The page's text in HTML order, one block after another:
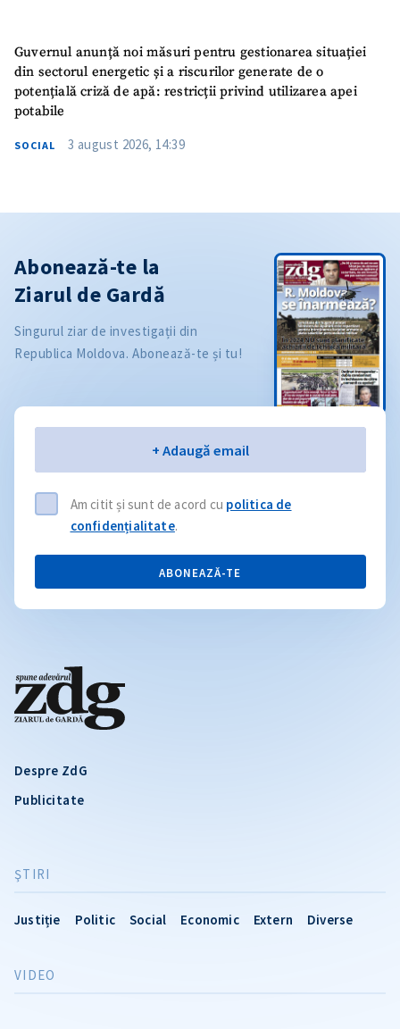
Guvernul anunță noi măsuri pentru gestionarea situației
din sectorul energetic și a riscurilor generate de o
potențială criză de apă: restricții privind utilizarea apei
potabile
SOCIAL 3 august 2026, 14:39
Despre ZdG
Publicitate
ŞTIRI
Justiție Politic Social Economic Extern Diverse
VIDEO
Abonează-te la
Ziarul de Gardă
Singurul ziar de investigații din
Republica Moldova. Abonează-te și tu!
+ Adaugă email
Am citit și sunt de acord cu politica de
confidențialitate.
ABONEAZĂ-TE